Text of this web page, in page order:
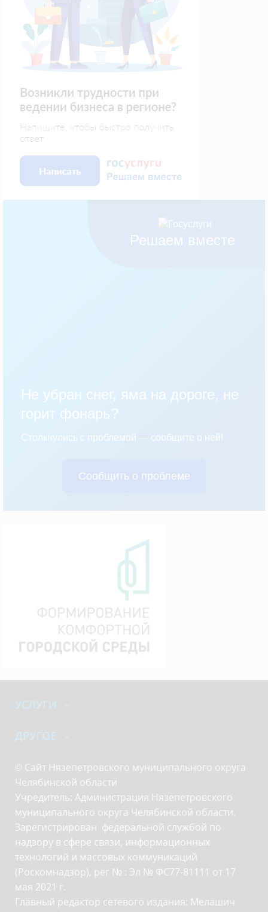
Решаем вместе
Не убран снег, яма на дороге, не
горит фонарь?
Столкнулись с проблемой — сообщите о ней!
Сообщить о проблеме
УСЛУГИ
ДРУГОЕ
© Сайт Нязепетровского муниципального округа
Челябинской области
Учредитель: Администрация Нязепетровского
муниципального округа Челябинской области.
Зарегистрирован федеральной службой по
надзору в сфере связи, информационных
технологий и массовых коммуникаций
(Роскомнадзор), рег № : Эл № ФС77-81111 от 17
мая 2021 г.
Главный редактор сетевого издания: Мелашич